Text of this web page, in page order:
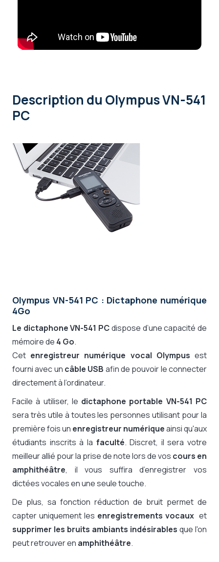
Description du Olympus VN-541
PC
Olympus VN-541 PC : Dictaphone numérique
4Go
Le dictaphone VN-541 PCdispose d’une capacité de
mémoire de 4 Go.
Cet enregistreur numérique vocal Olympus est
fourni avec un câble USB afin de pouvoir le connecter
directement à l’ordinateur.
Facile à utiliser, le dictaphone portable VN-541 PC
sera très utile à toutes les personnes utilisant pour la
première fois un enregistreur numériqueainsi qu'aux
étudiants inscrits à la faculté. Discret, il sera votre
meilleur allié pour la prise de note lors de vos cours en
amphithéâtre, il vous suffira d’enregistrer vos
dictées vocales en une seule touche.
De plus, sa fonction réduction de bruit permet de
capter uniquement les enregistrements vocaux et
supprimer les bruits ambiants indésirables que l'on
peut retrouver en amphithéâtre.